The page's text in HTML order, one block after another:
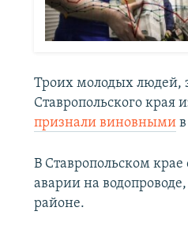
Троих молодых людей,
Ставропольского края
признали виновными
В Ставропольском крае
аварии на
районе.